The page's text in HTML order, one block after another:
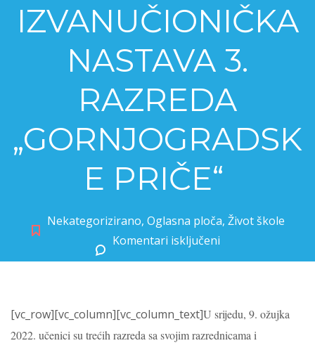
IZVANUČIONIČKA
NASTAVA 3.
RAZREDA
„GORNJOGRADSK
E PRIČE“
Nekategorizirano, Oglasna ploča, Život škole
Komentari isključeni
[vc_row][vc_column][vc_column_text]U srijedu, 9. ožujka
2022. učenici su trećih razreda sa svojim razrednicama i